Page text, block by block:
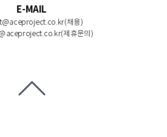
E-MAIL
채용)
제휴문의)